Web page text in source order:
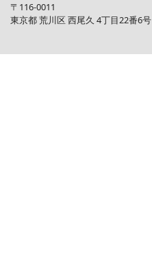
〒116-0011
東京都 荒川区 西尾久 4丁目22番6号